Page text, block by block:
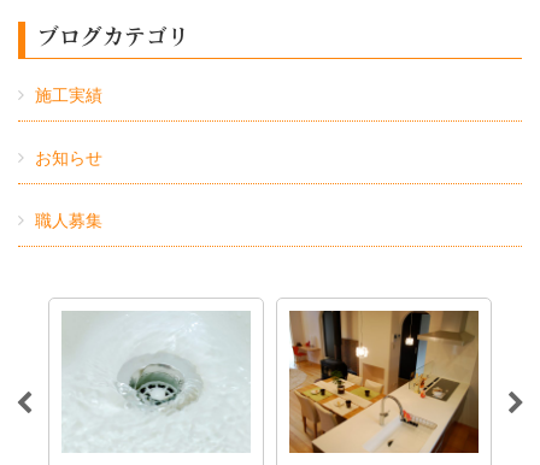
ブログカテゴリ
施工実績
お知らせ
職人募集